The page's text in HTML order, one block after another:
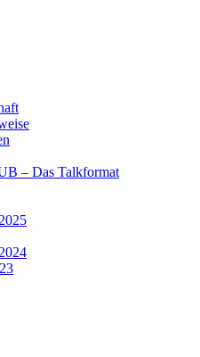
– Das Talkformat